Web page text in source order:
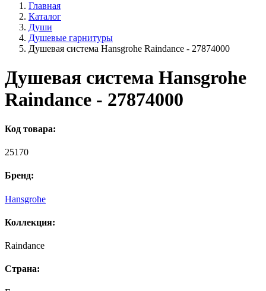
Главная
Каталог
Души
Душевые гарнитуры
Душевая система Hansgrohe Raindance - 27874000
Душевая система Hansgrohe
Raindance - 27874000
Код товара:
25170
Бренд:
Hansgrohe
Коллекция:
Raindance
Страна: